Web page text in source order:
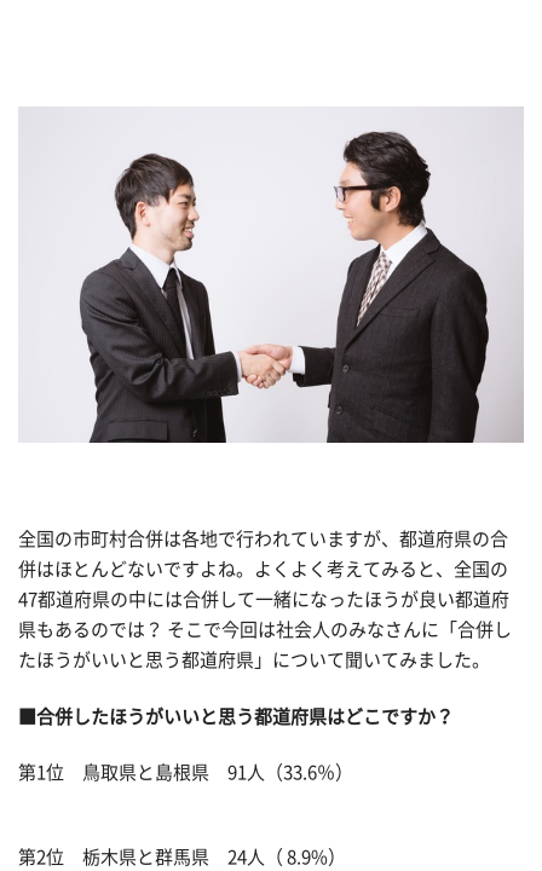
全国の市町村合併は各地で行われていますが、都道府県の合
併はほとんどないですよね。よくよく考えてみると、全国の
47都道府県の中には合併して一緒になったほうが良い都道府
県もあるのでは？ そこで今回は社会人のみなさんに「合併し
たほうがいいと思う都道府県」について聞いてみました。
■合併したほうがいいと思う都道府県はどこですか？
第1位 鳥取県と島根県 91人（33.6％）
第2位 栃木県と群馬県 24人（ 8.9%）